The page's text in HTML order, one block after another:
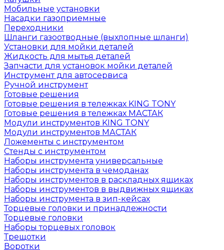
Мобильные установки
Насадки газоприемные
Переходники
Шланги газоотводные (выхлопные шланги)
Установки для мойки деталей
Жидкость для мытья деталей
Запчасти для установок мойки деталей
Инструмент для автосервиса
Ручной инструмент
Готовые решения
Готовые решения в тележках KING TONY
Готовые решения в тележках МАСТАК
Модули инструментов KING TONY
Модули инструментов МАСТАК
Ложементы с инструментом
Стенды с инструментом
Наборы инструмента универсальные
Наборы инструмента в чемоданах
Наборы инструментов в раскладных ящиках
Наборы инструментов в выдвижных ящиках
Наборы инструмента в зип-кейсах
Торцевые головки и принадлежности
Торцевые головки
Наборы торцевых головок
Трещотки
Воротки